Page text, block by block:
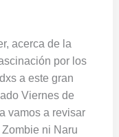
acerca de la
por los
a este gran
Viernes de
vamos a revisar
ni Naru